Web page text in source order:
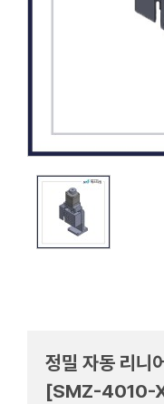
정밀 자동 리니
[SMZ-4010-